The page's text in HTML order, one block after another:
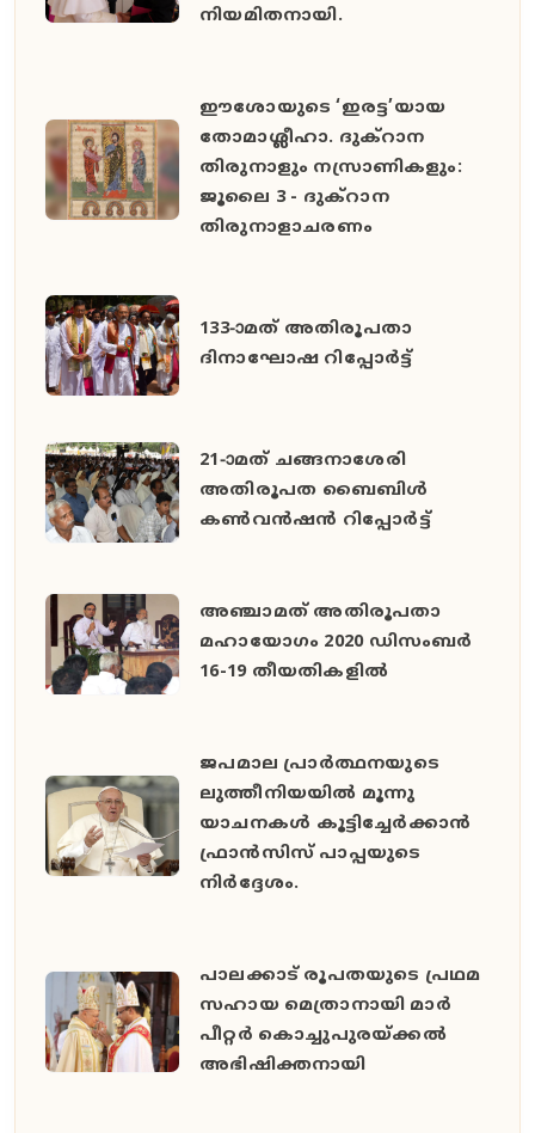
നിയമിതനായി.
ഈശോയുടെ ‘ഇരട്ട’യായ
തോമാശ്ലീഹാ. ദുക്റാന
തിരുനാളും നസ്രാണികളും:
ജൂലൈ 3 - ദുക്റാന
തിരുനാളാചരണം
133-ാമത് അതിരൂപതാ
ദിനാഘോഷ റിപ്പോര്‍ട്ട്
21-ാമത് ചങ്ങനാശേരി
അതിരൂപത ബൈബിള്‍
കണ്‍വന്‍ഷന്‍ റിപ്പോര്‍ട്ട്
അഞ്ചാമത് അതിരൂപതാ
മഹായോഗം 2020 ഡിസംബര്‍
16-19 തീയതികളില്‍
ജപമാല പ്രാര്‍ത്ഥനയുടെ
ലുത്തീനിയയിൽ മൂന്നു
യാചനകൾ കൂട്ടിച്ചേര്‍ക്കാന്‍
ഫ്രാന്‍സിസ് പാപ്പയുടെ
നിര്‍ദ്ദേശം.
പാലക്കാട് രൂപതയുടെ പ്രഥമ
സഹായ മെത്രാനായി മാർ
പീറ്റർ കൊച്ചുപുരയ്ക്കൽ
അഭിഷിക്തനായി